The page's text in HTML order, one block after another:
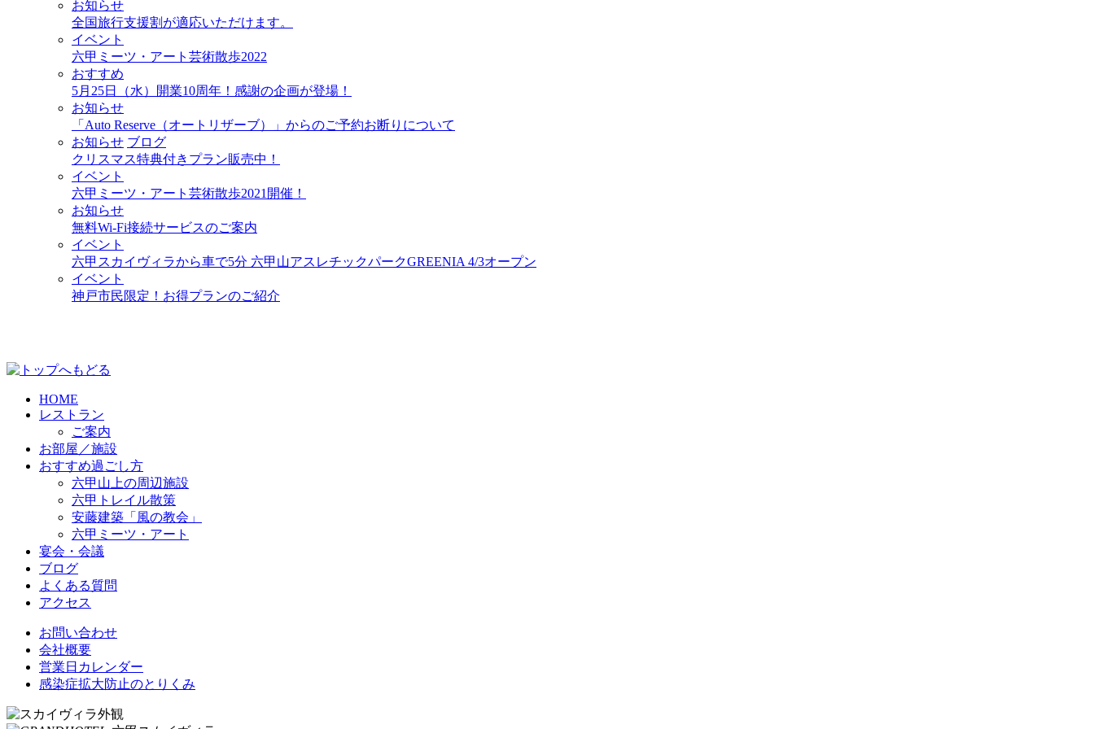
お知らせ
全国旅行支援割が適応いただけます。
イベント
六甲ミーツ・アート芸術散歩2022
おすすめ
5月25日（水）開業10周年！感謝の企画が登場！
お知らせ
「Auto Reserve（オートリザーブ）」からのご予約お断りについて
お知らせ ブログ
クリスマス特典付きプラン販売中！
イベント
六甲ミーツ・アート芸術散歩2021開催！
お知らせ
無料Wi-Fi接続サービスのご案内
イベント
六甲スカイヴィラから車で5分 六甲山アスレチックパークGREENIA 4/3オープン
イベント
神戸市民限定！お得プランのご紹介
HOME
レストラン
ご案内
お部屋／施設
おすすめ過ごし方
六甲山上の周辺施設
六甲トレイル散策
安藤建築「風の教会」
六甲ミーツ・アート
宴会・会議
ブログ
よくある質問
アクセス
お問い合わせ
会社概要
営業日カレンダー
感染症拡大防止のとりくみ